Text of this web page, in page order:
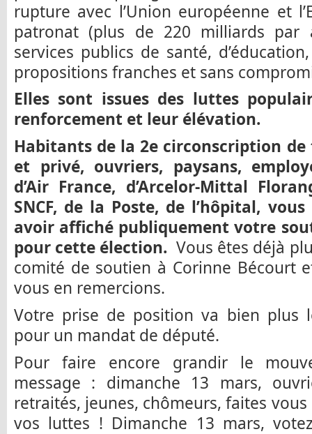
rupture avec l’Union européenne et
patronat (plus de 220 milliards par
services publics de santé,
propositions franches et sans
Elles sont issues des luttes
renforcement et leur élévation.
Habitants de la 2e circonscription
et privé, ouvriers, paysans,
d’Air France, d’Arcelor-Mittal
SNCF, de la Poste, de l’hôpital,
avoir affiché publiquement votre
pour cette élection. Vous êtes déjà
comité de soutien à Corinne Bécourt
vous en remercions.
Votre prise de position va bien plus
pour un mandat de député.
Pour faire encore grandir le
message : dimanche 13 mars,
retraités, jeunes, chômeurs, faites
vos luttes ! Dimanche 13 mars,